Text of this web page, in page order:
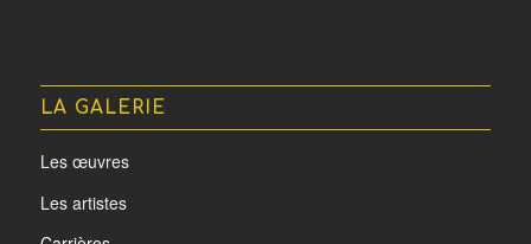
LA GALERIE
Les œuvres
Les artistes